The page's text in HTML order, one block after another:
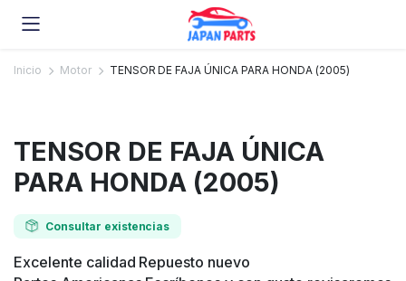
Inicio Motor TENSOR DE FAJA ÚNICA PARA HONDA (2005)
TENSOR DE FAJA ÚNICA
PARA HONDA (2005)
Consultar existencias
Excelente calidad Repuesto nuevo